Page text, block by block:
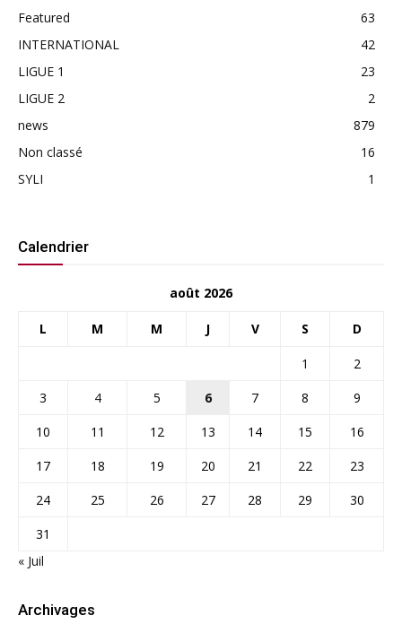
Featured
63
INTERNATIONAL
42
LIGUE 1
23
LIGUE 2
2
news
879
Non classé
16
SYLI
1
Calendrier
août 2026
L M M J V S D
1
2
3
4 5 6 7 8
9
10
11 12 13 14 15
16
17
18 19 20 21 22
23
24
25 26 27 28 29
30
31
« Juil
Archivages